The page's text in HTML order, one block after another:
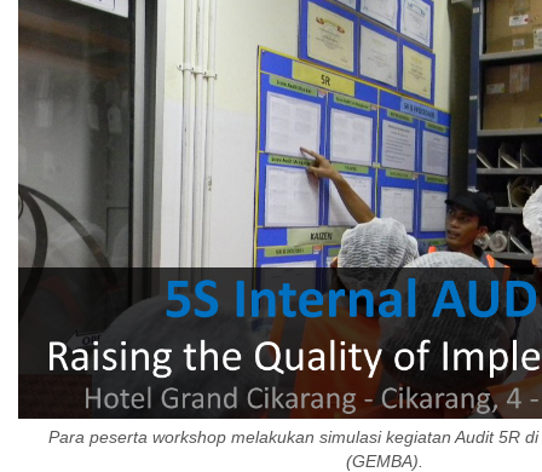
Para peserta workshop melakukan simulasi kegiatan Audit 5R
(GEMBA).